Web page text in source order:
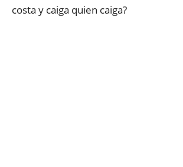
costa y caiga quien caiga?